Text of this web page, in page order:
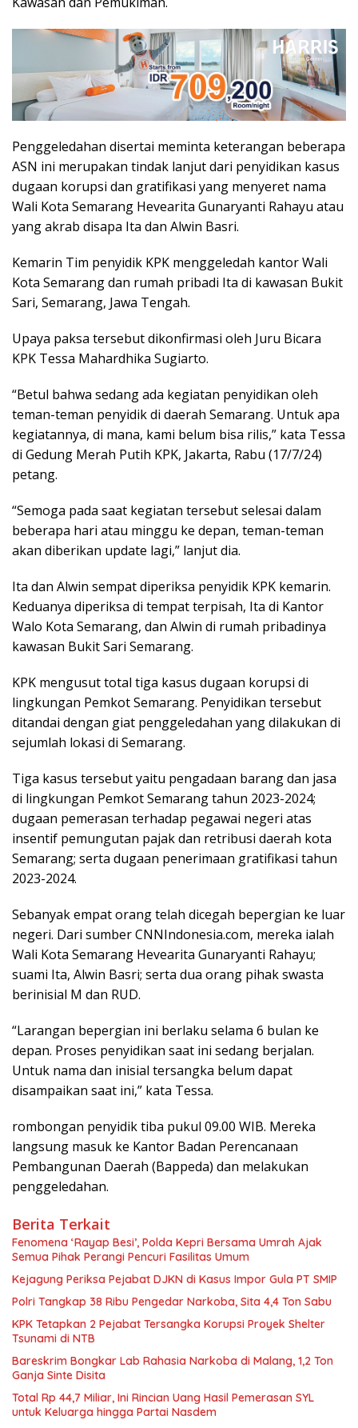
Penggeledahan disertai meminta keterangan beberapa
ASN ini merupakan tindak lanjut dari penyidikan kasus
dugaan korupsi dan gratifikasi yang menyeret nama
Wali Kota Semarang Hevearita Gunaryanti Rahayu atau
yang akrab disapa Ita dan Alwin Basri.
Kemarin Tim penyidik KPK menggeledah kantor Wali
Kota Semarang dan rumah pribadi Ita di kawasan Bukit
Sari, Semarang, Jawa Tengah.
Upaya paksa tersebut dikonfirmasi oleh Juru Bicara
KPK Tessa Mahardhika Sugiarto.
“Betul bahwa sedang ada kegiatan penyidikan oleh
teman-teman penyidik di daerah Semarang. Untuk apa
kegiatannya, di mana, kami belum bisa rilis,” kata Tessa
di Gedung Merah Putih KPK, Jakarta, Rabu (17/7/24)
petang.
“Semoga pada saat kegiatan tersebut selesai dalam
beberapa hari atau minggu ke depan, teman-teman
akan diberikan update lagi,” lanjut dia.
Ita dan Alwin sempat diperiksa penyidik KPK kemarin.
Keduanya diperiksa di tempat terpisah, Ita di Kantor
Walo Kota Semarang, dan Alwin di rumah pribadinya
kawasan Bukit Sari Semarang.
KPK mengusut total tiga kasus dugaan korupsi di
lingkungan Pemkot Semarang. Penyidikan tersebut
ditandai dengan giat penggeledahan yang dilakukan di
sejumlah lokasi di Semarang.
Tiga kasus tersebut yaitu pengadaan barang dan jasa
di lingkungan Pemkot Semarang tahun 2023-2024;
dugaan pemerasan terhadap pegawai negeri atas
insentif pemungutan pajak dan retribusi daerah kota
Semarang; serta dugaan penerimaan gratifikasi tahun
2023-2024.
Sebanyak empat orang telah dicegah bepergian ke luar
negeri. Dari sumber CNNIndonesia.com, mereka ialah
Wali Kota Semarang Hevearita Gunaryanti Rahayu;
suami Ita, Alwin Basri; serta dua orang pihak swasta
berinisial M dan RUD.
“Larangan bepergian ini berlaku selama 6 bulan ke
depan. Proses penyidikan saat ini sedang berjalan.
Untuk nama dan inisial tersangka belum dapat
disampaikan saat ini,” kata Tessa.
rombongan penyidik tiba pukul 09.00 WIB. Mereka
langsung masuk ke Kantor Badan Perencanaan
Pembangunan Daerah (Bappeda) dan melakukan
penggeledahan.
Berita Terkait
Fenomena ‘Rayap Besi’, Polda Kepri Bersama Umrah Ajak
Semua Pihak Perangi Pencuri Fasilitas Umum
Kejagung Periksa Pejabat DJKN di Kasus Impor Gula PT SMIP
Polri Tangkap 38 Ribu Pengedar Narkoba, Sita 4,4 Ton Sabu
KPK Tetapkan 2 Pejabat Tersangka Korupsi Proyek Shelter
Tsunami di NTB
Bareskrim Bongkar Lab Rahasia Narkoba di Malang, 1,2 Ton
Ganja Sinte Disita
Total Rp 44,7 Miliar, Ini Rincian Uang Hasil Pemerasan SYL
untuk Keluarga hingga Partai Nasdem